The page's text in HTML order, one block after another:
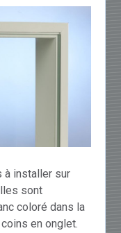
à installer sur
sont
coloré dans la
en onglet.